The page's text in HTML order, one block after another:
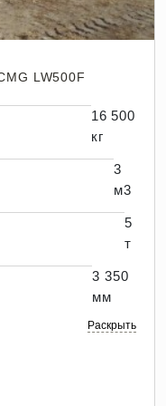
LW500F
16 500
кг
3
м3
5
т
3 350
мм
Раскрыть